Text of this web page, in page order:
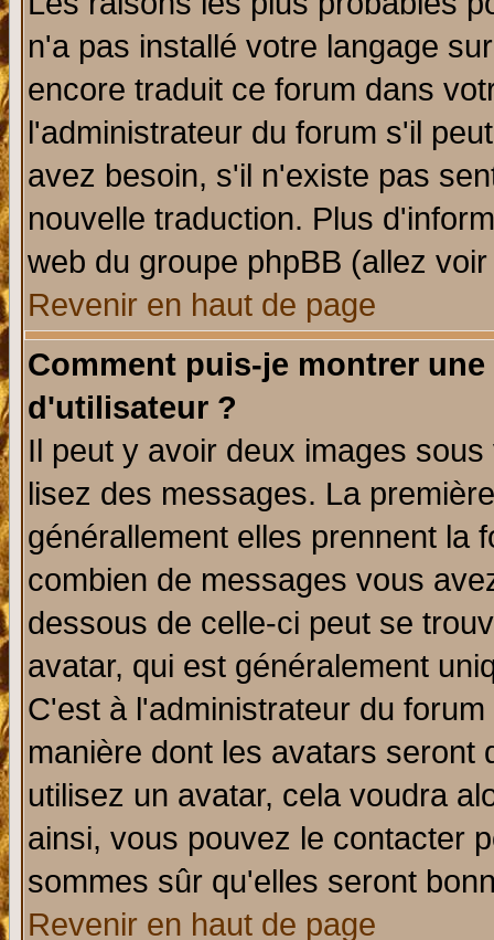
n'a pas installé votre langage
encore traduit ce forum dans
l'administrateur du forum s'il
avez besoin, s'il n'existe pas
nouvelle traduction. Plus
web du groupe phpBB (allez
Revenir en haut de page
Comment puis-je montrer
d'utilisateur ?
Il peut y avoir deux images
lisez des messages. La
générallement elles prennent la
combien de messages vous
dessous de celle-ci peut se
avatar, qui est généralement
C'est à l'administrateur du
manière dont les avatars seront
utilisez un avatar, cela voudra
ainsi, vous pouvez le contacter
sommes sûr qu'elles seront
Revenir en haut de page